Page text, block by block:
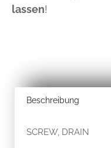
lassen!
Beschreibung
SCREW, DRAIN